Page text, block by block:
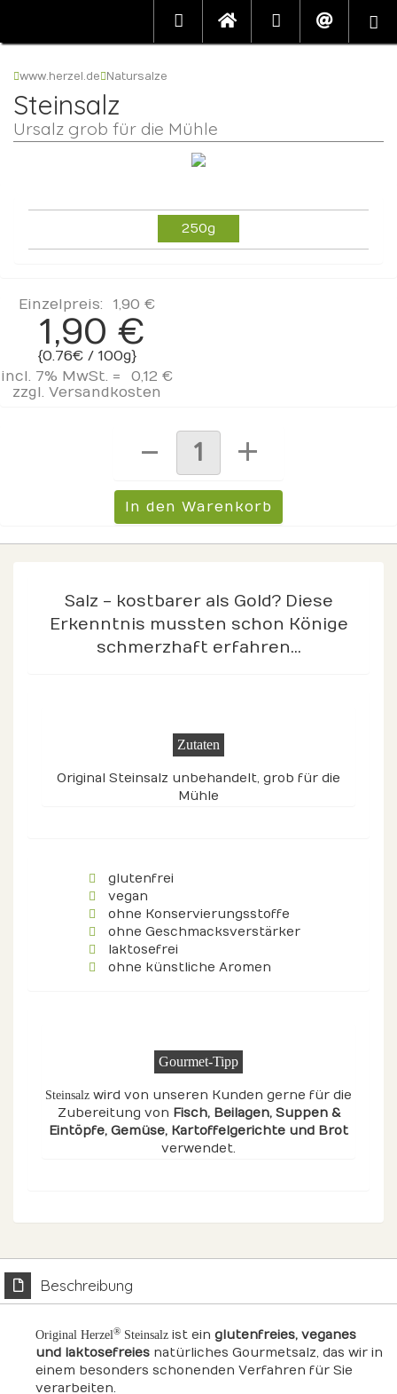
www.herzel.de Natursalze
Steinsalz
Ursalz grob für die Mühle
250g
Einzelpreis: 1,90 €
1,90 €
{0.76€ / 100g}
incl. 7% MwSt. =
0,12 €
zzgl. Versandkosten
Salz - kostbarer als Gold? Diese
Erkenntnis mussten schon Könige
schmerzhaft erfahren...
Zutaten
Original Steinsalz unbehandelt, grob für die
Mühle
glutenfrei
vegan
ohne Konservierungsstoffe
ohne Geschmacksverstärker
laktosefrei
ohne künstliche Aromen
Gourmet-Tipp
Steinsalz wird von unseren Kunden gerne für die
Zubereitung von Fisch, Beilagen, Suppen &
Eintöpfe, Gemüse, Kartoffelgerichte und Brot
verwendet.
Beschreibung
Original Herzel® Steinsalz ist ein glutenfreies, veganes
und laktosefreies natürliches Gourmetsalz, das wir in
einem besonders schonenden Verfahren für Sie
verarbeiten.